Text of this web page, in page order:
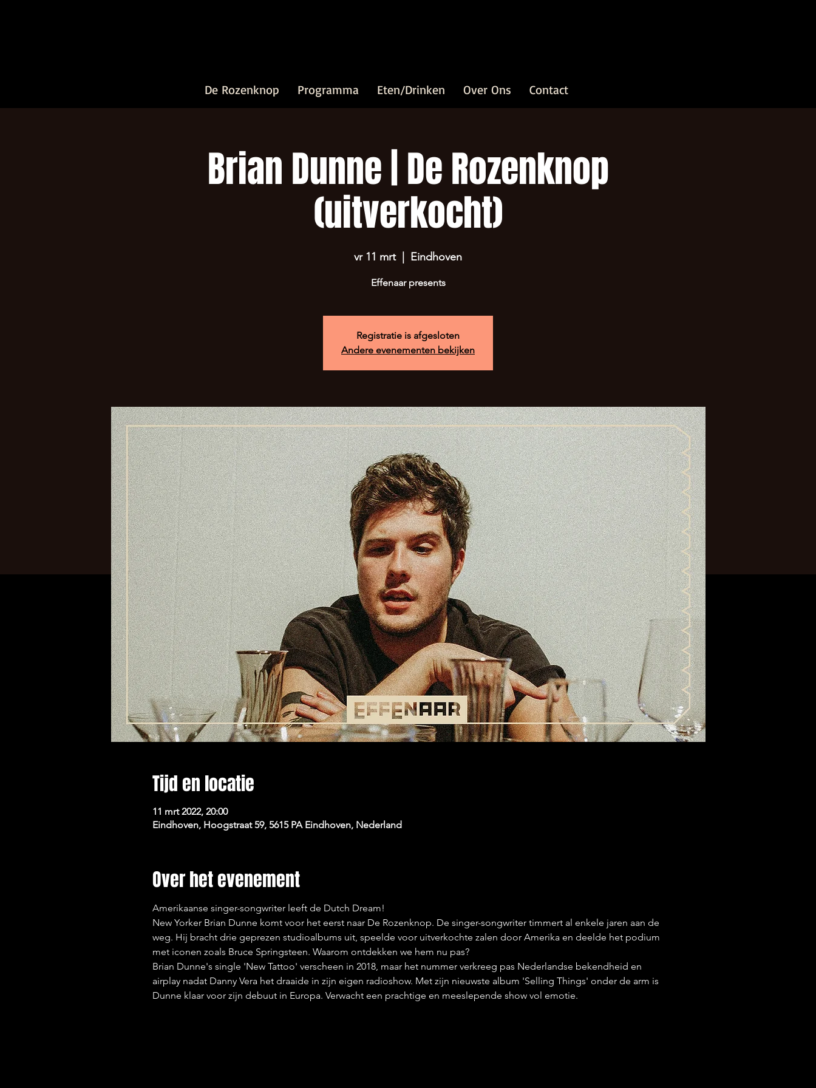
De Rozenknop Programma Eten/Drinken Over Ons Contact
Brian Dunne | De Rozenknop
(uitverkocht)
vr 11 mrt
  |
Eindhoven
Effenaar presents
Registratie is afgesloten
Andere evenementen bekijken
Tijd en locatie
11 mrt 2022, 20:00
Eindhoven, Hoogstraat 59, 5615 PA Eindhoven, Nederland
Over het evenement
Amerikaanse singer-songwriter leeft de Dutch Dream!
New Yorker Brian Dunne komt voor het eerst naar De Rozenknop. De singer-songwriter timmert al enkele jaren aan de
weg. Hij bracht drie geprezen studioalbums uit, speelde voor uitverkochte zalen door Amerika en deelde het podium
met iconen zoals Bruce Springsteen. Waarom ontdekken we hem nu pas?
Brian Dunne's single 'New Tattoo' verscheen in 2018, maar het nummer verkreeg pas Nederlandse bekendheid en
airplay nadat Danny Vera het draaide in zijn eigen radioshow. Met zijn nieuwste album 'Selling Things' onder de arm is
Dunne klaar voor zijn debuut in Europa. Verwacht een prachtige en meeslepende show vol emotie.